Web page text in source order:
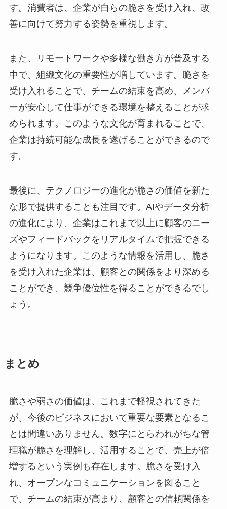
す。消費者は、企業が自らの脆さを受け入れ、改
善に向けて努力する姿勢を重視します。
また、リモートワークや多様な働き方が普及する
中で、組織文化の重要性が増しています。脆さを
受け入れることで、チームの結束を高め、メンバ
ーが安心して仕事ができる環境を整えることが求
められます。このような文化が育まれることで、
企業は持続可能な成長を遂げることができるので
す。
最後に、テクノロジーの進化が脆さの価値を新た
な形で提供することも注目です。AIやデータ分析
の進化により、企業はこれまで以上に顧客のニー
ズやフィードバックをリアルタイムで把握できる
ようになります。このような情報を活用し、脆さ
を受け入れた企業は、顧客との関係をより深める
ことができ、競争優位性を得ることができるでし
ょう。
まとめ
脆さや弱さの価値は、これまで軽視されてきた
が、今後のビジネスにおいて重要な要素となるこ
とは間違いありません。数字にとらわれがちな管
理職が脆さを理解し、活用することで、売上が倍
増するという実例も存在します。脆さを受け入
れ、オープンなコミュニケーションを図ること
で、チームの結束が高まり、顧客との信頼関係を